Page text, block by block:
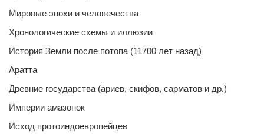
Мировые эпохи и человечества
Хронологические схемы и иллюзии
История Земли после потопа (11700 лет назад)
Аратта
Древние государства (ариев, скифов, сарматов и др.)
Империи амазонок
Исход протоиндоевропейцев